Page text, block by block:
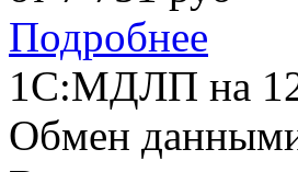
Подробнее
1С:МДЛП на
Обмен